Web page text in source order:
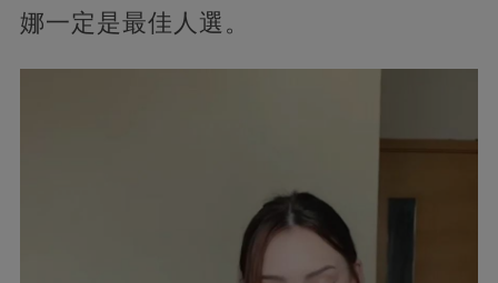
娜一定是最佳人選。